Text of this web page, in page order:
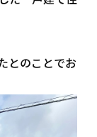
とのことでお